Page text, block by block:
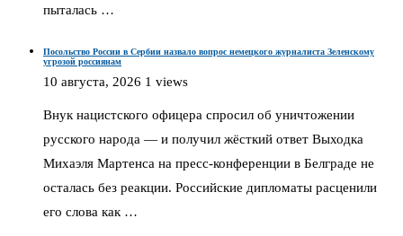
пыталась …
Посольство России в Сербии назвало вопрос немецкого журналиста Зеленскому
угрозой россиянам
10 августа, 2026 1 views
Внук нацистского офицера спросил об уничтожении
русского народа — и получил жёсткий ответ Выходка
Михаэля Мартенса на пресс-конференции в Белграде не
осталась без реакции. Российские дипломаты расценили
его слова как …